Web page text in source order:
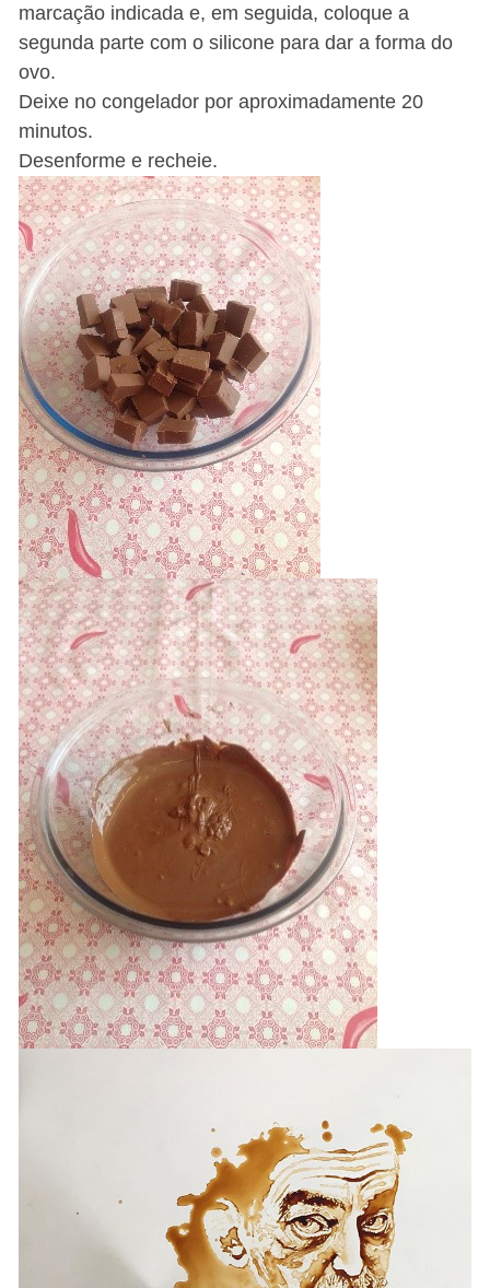
marcação indicada e, em seguida, coloque a
segunda parte com o silicone para dar a forma do
ovo.
Deixe no congelador por aproximadamente 20
minutos.
Desenforme e recheie.